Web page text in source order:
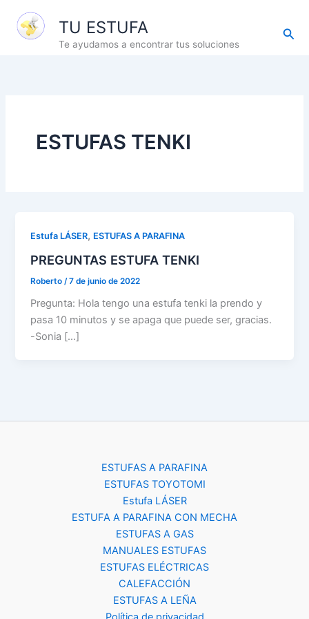
contenido
TU ESTUFA
Te ayudamos a encontrar tus soluciones
ESTUFAS TENKI
Estufa LÁSER, ESTUFAS A PARAFINA
PREGUNTAS ESTUFA TENKI
Roberto /7 de junio de 2022
Pregunta: Hola tengo una estufa tenki la prendo y
pasa 10 minutos y se apaga que puede ser, gracias.
-Sonia […]
ESTUFAS A PARAFINA
ESTUFAS TOYOTOMI
Estufa LÁSER
ESTUFA A PARAFINA CON MECHA
ESTUFAS A GAS
MANUALES ESTUFAS
ESTUFAS ELÉCTRICAS
CALEFACCIÓN
ESTUFAS A LEÑA